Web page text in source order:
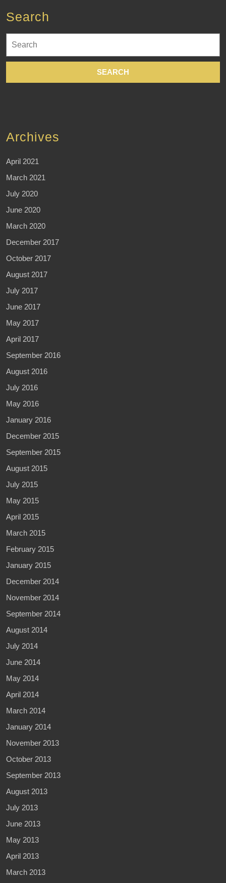
Search
for:
Archives
April 2021
March 2021
July 2020
June 2020
March 2020
December 2017
October 2017
August 2017
July 2017
June 2017
May 2017
April 2017
September 2016
August 2016
July 2016
May 2016
January 2016
December 2015
September 2015
August 2015
July 2015
May 2015
April 2015
March 2015
February 2015
January 2015
December 2014
November 2014
September 2014
August 2014
July 2014
June 2014
May 2014
April 2014
March 2014
January 2014
November 2013
October 2013
September 2013
August 2013
July 2013
June 2013
May 2013
April 2013
March 2013